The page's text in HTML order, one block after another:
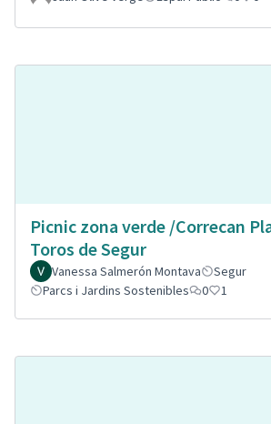
Picnic zona verde /Correcan
Toros de Segur
Vanessa Salmerón Montava
Segur
Parcs i Jardins Sostenibles
0 1